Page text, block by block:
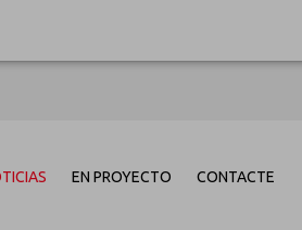
EN PROYECTO CONTACTE